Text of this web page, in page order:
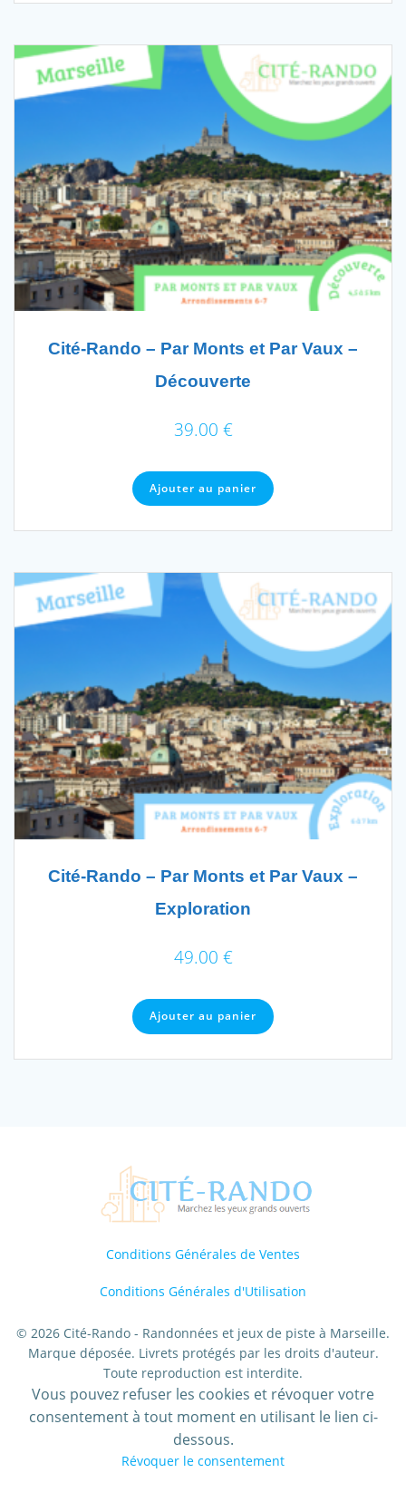
Cité-Rando – Par Monts et Par Vaux –
Découverte
39.00 €
Ajouter au panier
Cité-Rando – Par Monts et Par Vaux –
Exploration
49.00 €
Ajouter au panier
Conditions Générales de Ventes
Conditions Générales d'Utilisation
© 2026 Cité-Rando - Randonnées et jeux de piste à Marseille.
Marque déposée. Livrets protégés par les droits d'auteur.
Toute reproduction est interdite.
Vous pouvez refuser les cookies et révoquer votre
consentement à tout moment en utilisant le lien ci-
dessous.
Révoquer le consentement